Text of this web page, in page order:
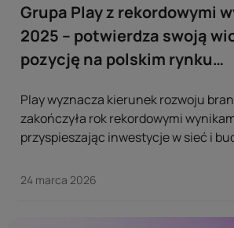
Grupa Play z rekordowymi
2025 – potwierdza swoją
pozycję na polskim rynku
Play wyznacza kierunek rozwoju
zakończyła rok rekordowymi
przyspieszając inwestycje w sieć i
dalszego wzrostu spółki. ...
24 marca 2026